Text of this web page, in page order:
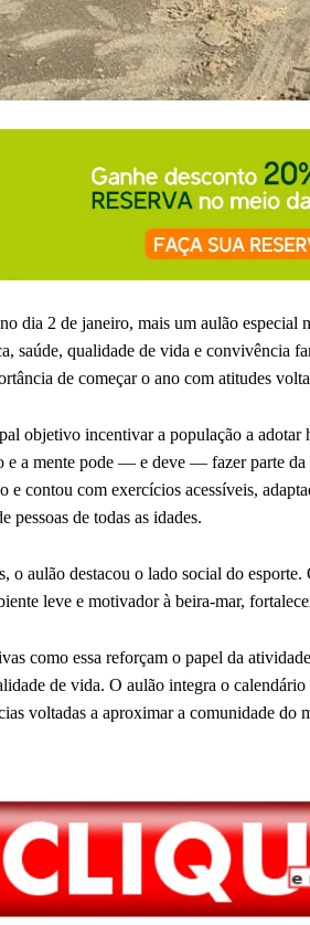
dia 2 de janeiro, mais um aulão especial
saúde, qualidade de vida e convivência
de começar o ano com atitudes
objetivo incentivar a população a adotar
e a mente pode — e deve — fazer parte
contou com exercícios acessíveis,
pessoas de todas as idades.
o aulão destacou o lado social do
leve e motivador à beira-mar,
como essa reforçam o papel da
de vida. O aulão integra o
voltadas a aproximar a comunidade